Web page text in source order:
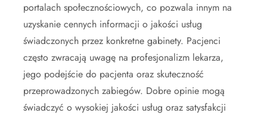
portalach społecznościowych, co pozwala innym na
uzyskanie cennych informacji o jakości usług
świadczonych przez konkretne gabinety. Pacjenci
często zwracają uwagę na profesjonalizm lekarza,
jego podejście do pacjenta oraz skuteczność
przeprowadzonych zabiegów. Dobre opinie mogą
świadczyć o wysokiej jakości usług oraz satysfakcji